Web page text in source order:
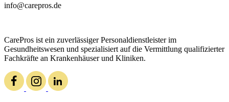
info@carepros.de
CarePros ist ein zuverlässiger Personaldienstleister im
Gesundheitswesen und spezialisiert auf die Vermittlung qualifizierter
Fachkräfte an Krankenhäuser und Kliniken.